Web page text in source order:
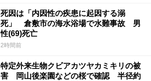
死因は「内因性の疾患に起因する溺
死」 倉敷市の海水浴場で水難事故 男
性(69)死亡
2時間前
特定外来生物クビアカツヤカミキリの被
害 岡山後楽園などの桜で確認 半径約